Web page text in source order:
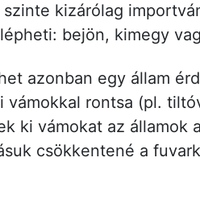
kizárólag
bejön, kimegy
azonban egy állam
rontsa (pl.
ki vámokat az államok
csökkentené a